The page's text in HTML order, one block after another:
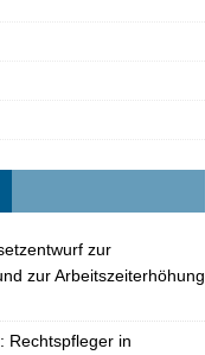
zur
zur Arbeitszeiterhöhung
Rechtspfleger in